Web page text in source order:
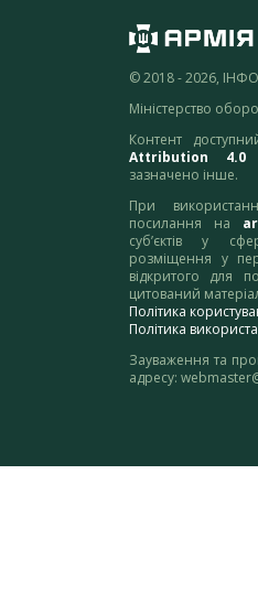
© 2018 - 2026,
Міністерство
Контент
Attribution 4.0
зазначено інше.
При
посилання на
суб’єктів у
розміщення у
відкритого для
цитований
Політика
Політика
Зауваження та
адресу: